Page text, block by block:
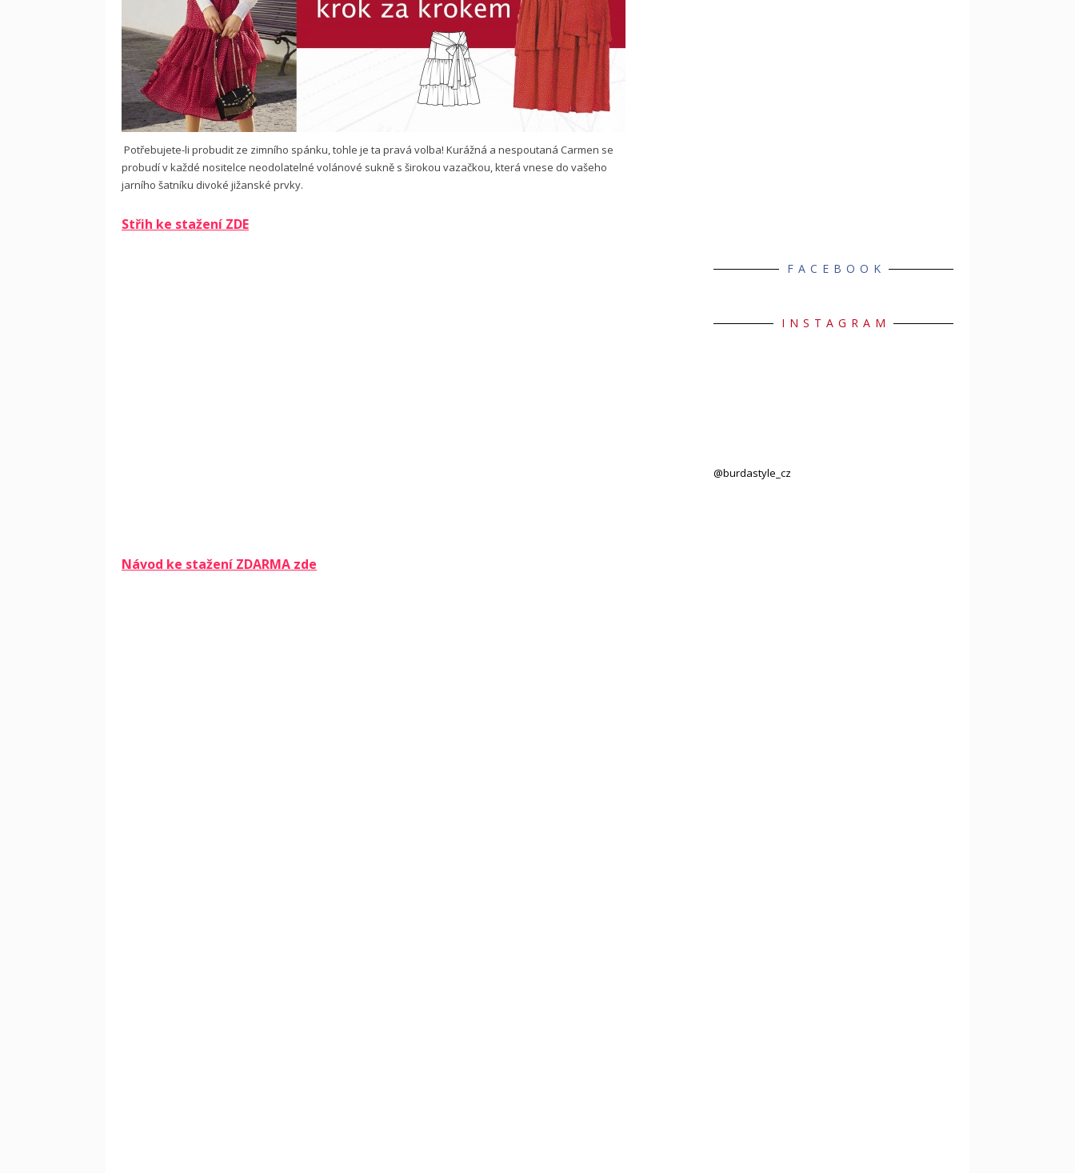
Potřebujete-li probudit ze zimního spánku, tohle je ta pravá volba! Kurážná a nespoutaná Carmen se
probudí v každé nositelce neodolatelné volánové sukně s širokou vazačkou, která vnese do vašeho
jarního šatníku divoké jižanské prvky.
Střih ke stažení ZDE
Návod ke stažení ZDARMA zde
FACEBOOK
INSTAGRAM
@burdastyle_cz